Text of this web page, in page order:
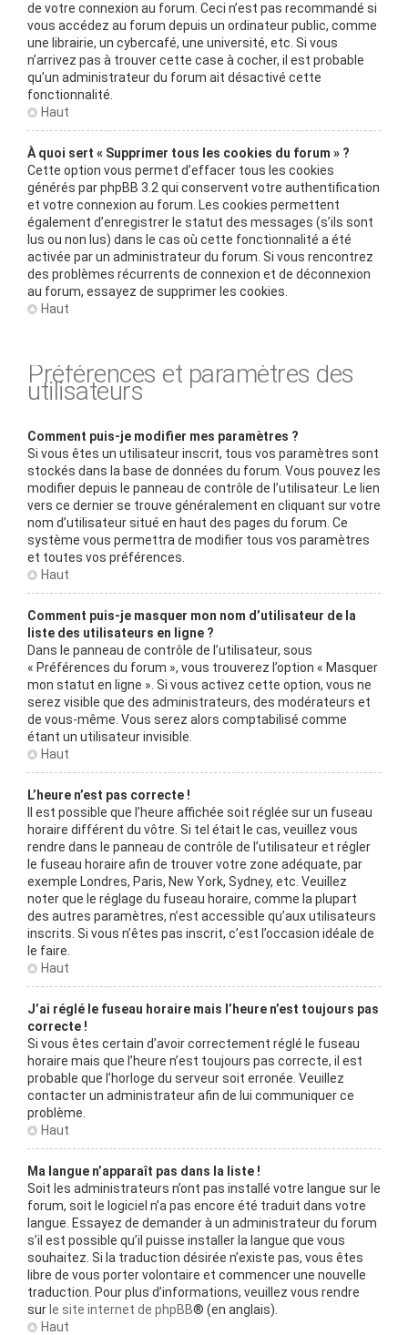
de votre connexion au forum. Ceci n’est pas recommandé si
vous accédez au forum depuis un ordinateur public, comme
une librairie, un cybercafé, une université, etc. Si vous
n’arrivez pas à trouver cette case à cocher, il est probable
qu’un administrateur du forum ait désactivé cette
fonctionnalité.
Haut
À quoi sert « Supprimer tous les cookies du forum » ?
Cette option vous permet d’effacer tous les cookies
générés par phpBB 3.2 qui conservent votre authentification
et votre connexion au forum. Les cookies permettent
également d’enregistrer le statut des messages (s’ils sont
lus ou non lus) dans le cas où cette fonctionnalité a été
activée par un administrateur du forum. Si vous rencontrez
des problèmes récurrents de connexion et de déconnexion
au forum, essayez de supprimer les cookies.
Haut
Préférences et paramètres des
utilisateurs
Comment puis-je modifier mes paramètres ?
Si vous êtes un utilisateur inscrit, tous vos paramètres sont
stockés dans la base de données du forum. Vous pouvez les
modifier depuis le panneau de contrôle de l’utilisateur. Le lien
vers ce dernier se trouve généralement en cliquant sur votre
nom d’utilisateur situé en haut des pages du forum. Ce
système vous permettra de modifier tous vos paramètres
et toutes vos préférences.
Haut
Comment puis-je masquer mon nom d’utilisateur de la
liste des utilisateurs en ligne ?
Dans le panneau de contrôle de l’utilisateur, sous
« Préférences du forum », vous trouverez l’option « Masquer
mon statut en ligne ». Si vous activez cette option, vous ne
serez visible que des administrateurs, des modérateurs et
de vous-même. Vous serez alors comptabilisé comme
étant un utilisateur invisible.
Haut
L’heure n’est pas correcte !
Il est possible que l’heure affichée soit réglée sur un fuseau
horaire différent du vôtre. Si tel était le cas, veuillez vous
rendre dans le panneau de contrôle de l’utilisateur et régler
le fuseau horaire afin de trouver votre zone adéquate, par
exemple Londres, Paris, New York, Sydney, etc. Veuillez
noter que le réglage du fuseau horaire, comme la plupart
des autres paramètres, n’est accessible qu’aux utilisateurs
inscrits. Si vous n’êtes pas inscrit, c’est l’occasion idéale de
le faire.
Haut
J’ai réglé le fuseau horaire mais l’heure n’est toujours pas
correcte !
Si vous êtes certain d’avoir correctement réglé le fuseau
horaire mais que l’heure n’est toujours pas correcte, il est
probable que l’horloge du serveur soit erronée. Veuillez
contacter un administrateur afin de lui communiquer ce
problème.
Haut
Ma langue n’apparaît pas dans la liste !
Soit les administrateurs n’ont pas installé votre langue sur le
forum, soit le logiciel n’a pas encore été traduit dans votre
langue. Essayez de demander à un administrateur du forum
s’il est possible qu’il puisse installer la langue que vous
souhaitez. Si la traduction désirée n’existe pas, vous êtes
libre de vous porter volontaire et commencer une nouvelle
traduction. Pour plus d’informations, veuillez vous rendre
sur le site internet de phpBB® (en anglais).
Haut